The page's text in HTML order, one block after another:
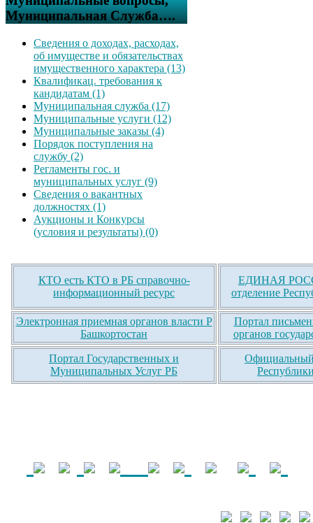
Муниципальная Служба….
Сведения о доходах, расходах,
об имуществе и обязательствах
имущественного характера (13)
Квалификац. требования к
кандидатам (1)
Муниципальная служба (17)
Муниципальные услуги (12)
Муниципальные заказы (4)
Порядок поступления на
службу (2)
Регламенты гос. и
муниципальных услуг (9)
Сведения о вакантных
должностях (1)
Аукционы и Конкурсы
(условия и результаты) (0)
КТО есть КТО в РБ справочно-
информационный ресурс
ЕДИНАЯ
отделение
Электронная приемная органов власти Р
Башкортостан
Портал
органов
Портал Государственных и
Муниципальных Услуг РБ
Официальный